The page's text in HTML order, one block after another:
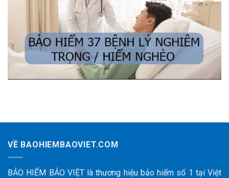
VỀ BAOHIEMBAOVIET.COM
BẢO HIỂM BẢO VIỆT là thương hiệu bảo hiểm số 1 tại Việt